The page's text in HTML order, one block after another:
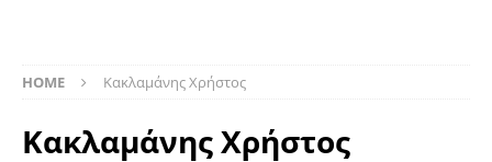
HOME Κακλαμάνης Χρήστος
Κακλαμάνης Χρήστος